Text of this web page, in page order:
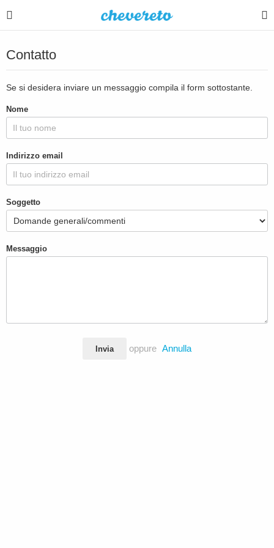
Contatto
Se si desidera inviare un messaggio compila il form sottostante.
Nome
Indirizzo email
Soggetto
Messaggio
Invia oppure Annulla